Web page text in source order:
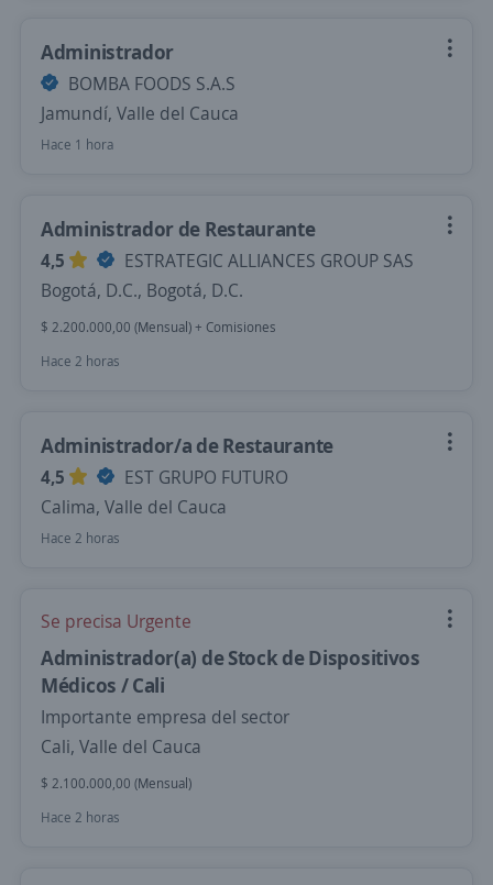
Administrador
BOMBA FOODS S.A.S
Jamundí, Valle del Cauca
Hace 1 hora
Administrador de Restaurante
4,5
ESTRATEGIC ALLIANCES GROUP SAS
Bogotá, D.C., Bogotá, D.C.
$ 2.200.000,00 (Mensual) + Comisiones
Hace 2 horas
Administrador/a de Restaurante
4,5
EST GRUPO FUTURO
Calima, Valle del Cauca
Hace 2 horas
Se precisa Urgente
Administrador(a) de Stock de Dispositivos
Médicos / Cali
Importante empresa del sector
Cali, Valle del Cauca
$ 2.100.000,00 (Mensual)
Hace 2 horas